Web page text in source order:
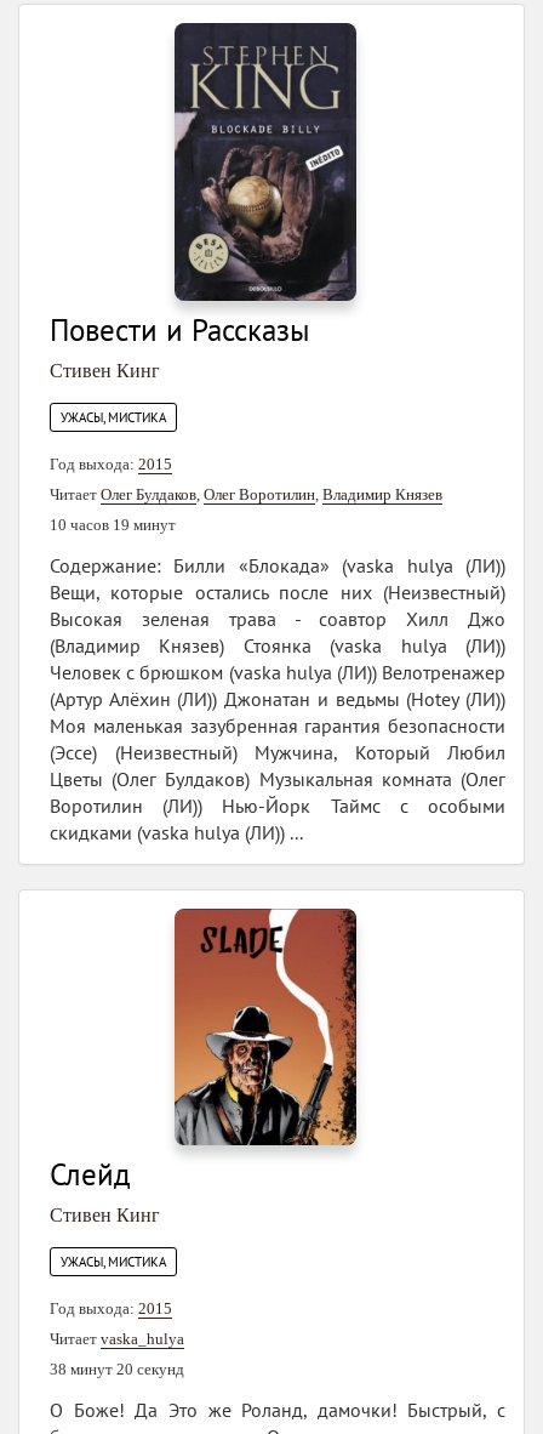
Повести и Рассказы
Стивен Кинг
УЖАСЫ, МИСТИКА
Год выхода: 2015
Читает Олег Булдаков Олег Воротилин Владимир Князев
10 часов 19 минут
Содержание: Билли «Блокада» (vaska hulya (ЛИ))
Вещи, которые остались после них (Неизвестный)
Высокая зеленая трава - соавтор Хилл Джо
(Владимир Князев) Стоянка (vaska hulya (ЛИ))
Человек с брюшком (vaska hulya (ЛИ)) Велотренажер
(Артур Алёхин (ЛИ)) Джонатан и ведьмы (Hotey (ЛИ))
Моя маленькая зазубренная гарантия безопасности
(Эссе) (Неизвестный) Мужчина, Который Любил
Цветы (Олег Булдаков) Музыкальная комната (Олег
Воротилин (ЛИ)) Нью-Йорк Таймс с особыми
скидками (vaska hulya (ЛИ)) ...
Слейд
Стивен Кинг
УЖАСЫ, МИСТИКА
Год выхода: 2015
Читает vaska_hulya
38 минут 20 секунд
О Боже! Да Это же Роланд, дамочки! Быстрый, с